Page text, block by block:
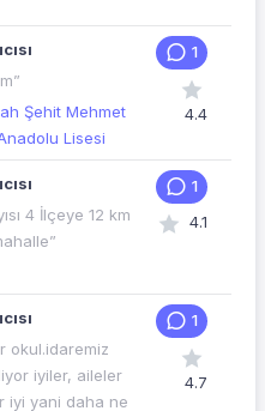
Şehit Mehmet
Lisesi
1
4.4
4 İlçeye 12 km
1
4.1
okul.idaremiz
iyiler, aileler
iyi yani daha ne
1
4.7